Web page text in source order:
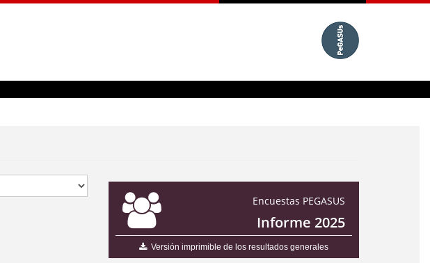
Encuestas PEGASUS
Informe 2025
Versión imprimible de los resultados generales